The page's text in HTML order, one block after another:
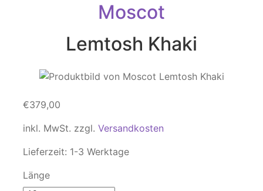
Moscot
Lemtosh Khaki
€379,00
inkl. MwSt. zzgl. Versandkosten
Lieferzeit: 1-3 Werktage
Länge